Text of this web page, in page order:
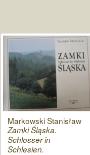
Markowski Stanisław
Zamki Śląska.
Schlosser in
Schlesien.